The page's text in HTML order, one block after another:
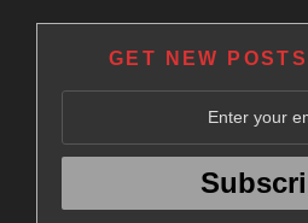
GET NEW